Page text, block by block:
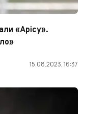
«Арісу».
15.08.2023, 16:37